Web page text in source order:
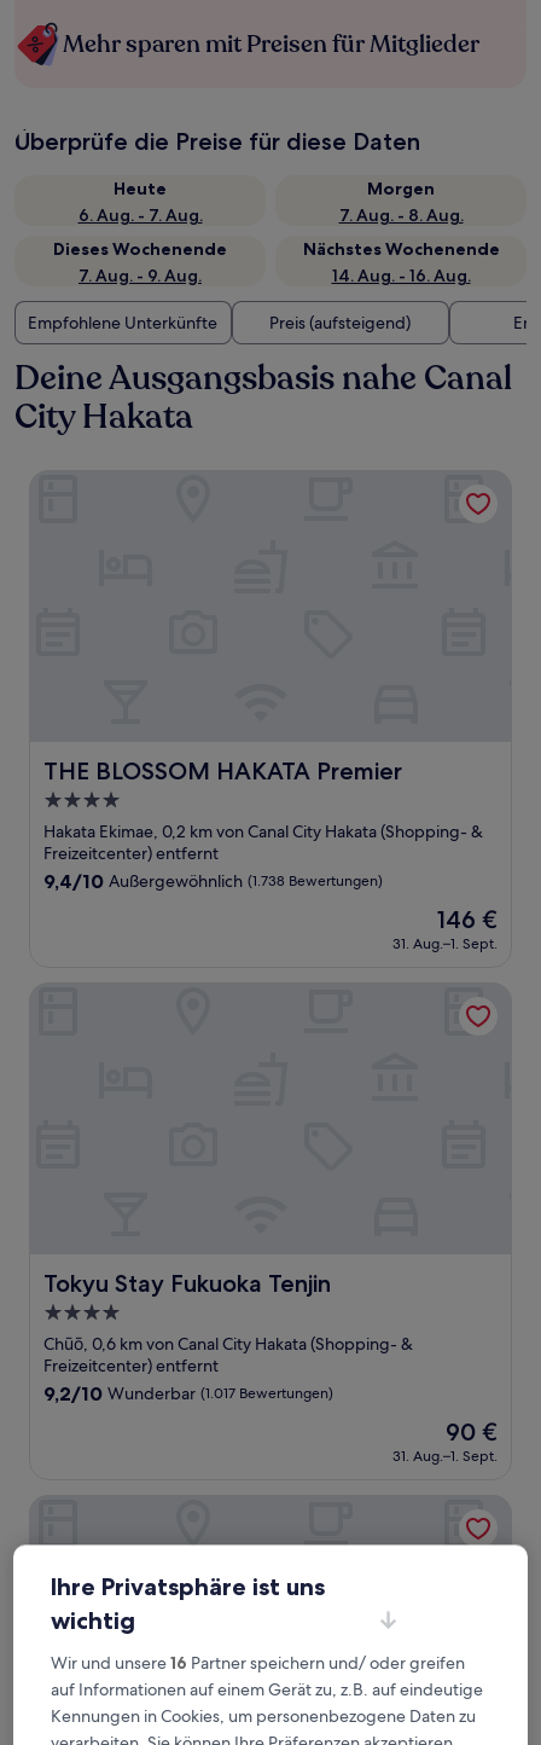
Mehr sparen mit Preisen für Mitglieder
Überprüfe die Preise für diese Daten
Heute
6. Aug. - 7. Aug.
Morgen
7. Aug. - 8. Aug.
Dieses Wochenende
7. Aug. - 9. Aug.
Nächstes Wochenende
14. Aug. - 16. Aug.
Empfohlene Unterkünfte Preis (aufsteigend)
Deine Ausgangsbasis nahe Canal
City Hakata
THE BLOSSOM HAKATA Premier
THE BLOSSOM HAKATA Premier
4.0-
Sterne-
Unterkunft
Hakata Ekimae, 0,2 km von Canal City Hakata (Shopping- &
Freizeitcenter) entfernt
9.4
Bewertungen)
9,4/10 Außergewöhnlich (1.738 Bewertungen)
Der
Preis
beträgt
146 €
31. Aug.–1. Sept.
Tokyu Stay Fukuoka Tenjin
Tokyu Stay Fukuoka Tenjin
4.0-
Sterne-
Unterkunft
Chūō, 0,6 km von Canal City Hakata (Shopping- &
Freizeitcenter) entfernt
9.2
Bewertungen)
9,2/10 Wunderbar (1.017 Bewertungen)
Der
Preis
beträgt
90 €
31. Aug.–1. Sept.
Ihre Privatsphäre ist uns
wichtig
Wir und unsere16 Partner speichern und/ oder greifen
auf Informationen auf einem Gerät zu, z.B. auf eindeutige
Kennungen in Cookies, um personenbezogene Daten zu